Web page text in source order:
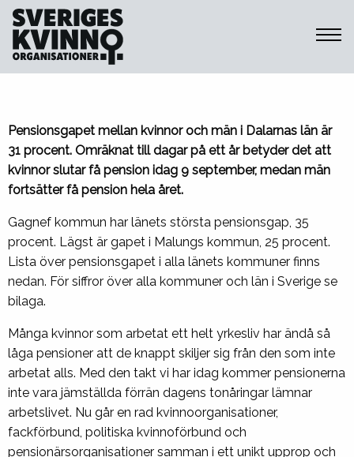
Sveriges Kvinnoorganisationer
Idag slutar kvinnor i Dalarna få
pension
Pensionsgapet mellan kvinnor och män i Dalarnas län är
31 procent. Omräknat till dagar på ett år betyder det att
kvinnor slutar få pension idag 9 september, medan män
fortsätter få pension hela året.
Gagnef kommun har länets största pensionsgap, 35
procent. Lägst är gapet i Malungs kommun, 25 procent.
Lista över pensionsgapet i alla länets kommuner finns
nedan. För siffror över alla kommuner och län i Sverige se
bilaga.
Många kvinnor som arbetat ett helt yrkesliv har ändå så
låga pensioner att de knappt skiljer sig från den som inte
arbetat alls. Med den takt vi har idag kommer pensionerna
inte vara jämställda förrän dagens tonåringar lämnar
arbetslivet. Nu går en rad kvinnoorganisationer,
fackförbund, politiska kvinnoförbund och
pensionärsorganisationer samman i ett unikt upprop och